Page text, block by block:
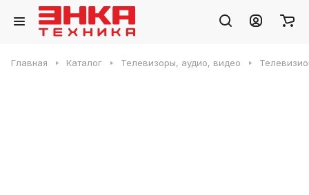
Главная Каталог Телевизоры, аудио, видео